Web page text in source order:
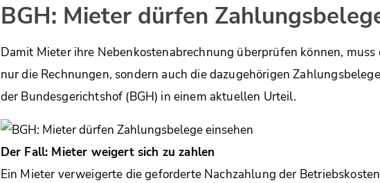
BGH: Mieter dürfen
Damit Mieter ihre Nebenkostenabrechnung überprüfen können,
nur die Rechnungen, sondern auch die dazugehörigen
der Bundesgerichtshof (BGH) in einem aktuellen Urteil.
Der Fall: Mieter weigert sich zu zahlen
Ein Mieter verweigerte die geforderte Nachzahlung der